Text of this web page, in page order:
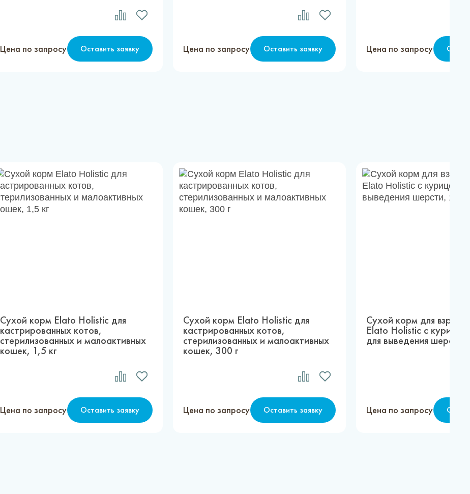
Цена по запросу Оставить заявку Цена по запросу Оставить заявку Цена по запросу
Сухой корм Elato Holistic для
кастрированных котов,
стерилизованных и малоактивных
кошек, 1,5 кг
Цена по запросу Оставить заявку
Сухой корм Elato Holistic для
кастрированных котов,
стерилизованных и малоактивных
кошек, 300 г
Цена по запросу Оставить заявку
Сухой корм для
Elato Holistic с курицей
для выведения шерсти,
Цена по запросу